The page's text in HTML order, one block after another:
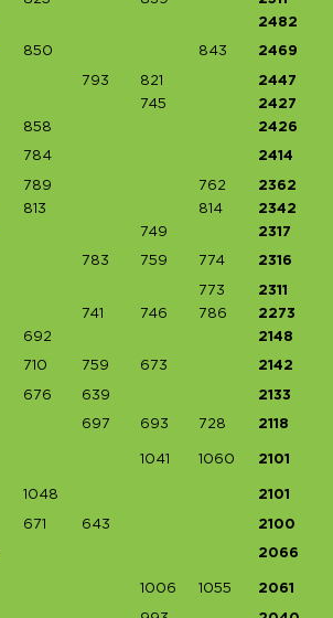
2482
850 843 2469
793 821
2447
745
2427
858 2426
784 2414
789 762
2362
813 814
2342
749 2317
783 759 774 2316
773
2311
741 746 786
2273
692 2148
710 759 673 2142
676 639 2133
697 693 728 2118
1041 1060 2101
1048 2101
671 643 2100
2066
1006 1055 2061